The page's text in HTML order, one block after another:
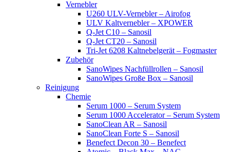
Vernebler
U260 ULV-Vernebler – Airofog
ULV Kaltvernebler – XPOWER
Q-Jet C10 – Sanosil
Q-Jet CT20 – Sanosil
Tri-Jet 6208 Kaltnebelgerät – Fogmaster
Zubehör
SanoWipes Nachfüllrollen – Sanosil
SanoWipes Große Box – Sanosil
Reinigung
Chemie
Serum 1000 – Serum System
Serum 1000 Accelerator – Serum System
SanoClean AR – Sanosil
SanoClean Forte S – Sanosil
Benefect Decon 30 – Benefect